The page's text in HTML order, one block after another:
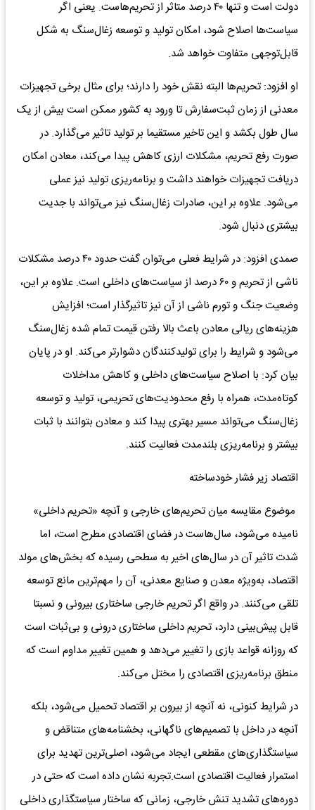
دولت است و تنها ۴۰ درصد متاثر از تحریم‌هاست. یعنی اگر
سیاست‌ها اصلاح شود، امکان تولید و توسعه زغال‌سنگ به شکل
قابل‌توجهی متفاوت خواهد شد.
او افزود: تحریم‌ها البته نقش خود را دارند؛ برای مثال برخی تجهیزات
معدنی از زمان ثبت‌سفارش تا ورود به کشور ممکن است بیش از یک
سال طول بکشد و این تاخیر مستقیما بر تولید تاثیر می‌گذارد. در
صورت رفع تحریم، مشکلات ارزی کاهش پیدا می‌کند، معادن امکان
دریافت تجهیزات خواهند داشت و برنامه‌ریزی تولید نیز عملی
می‌شود. علاوه بر این، صادرات زغال‌سنگ نیز می‌تواند با جدیت
بیشتری دنبال شود.
صمدی افزود: در شرایط فعلی می‌توان گفت حدود ۴۰ درصد مشکلات
ناشی از تحریم و ۶۰ درصد از سیاست‌های داخلی است. علاوه بر این،
وضعیت جنگ و تورم ناشی از آن نیز تاثیرگذار است؛ افزایش
هزینه‌های ریالی معادن باعث بالا رفتن قیمت تمام شده زغال‌سنگ
می‌شود و شرایط را برای تولیدکنندگان دشوارتر می‌کند. او در پایان
بیان کرد: با اصلاح سیاست‌های داخلی و کاهش مداخلات
کوتاه‌مدت، همراه با رفع محدودیت‌های تحریمی، تولید و توسعه
زغال‌سنگ می‌تواند مسیر بهتری پیدا کند و معادن بتوانند با ثبات
بیشتر و برنامه‌ریزی بلندمدت فعالیت کنند.
اقتصاد زیر فشار خودساخته
موضوع مقایسه میان تحریم‌های خارجی و آنچه «تحریم داخلی»
نامیده می‌شود، سال‌هاست در فضای اقتصادی مطرح است، اما
شدت تاثیر آن در سال‌های اخیر به سطحی رسیده که بخش‌های مولد
اقتصاد، به‌ویژه معدن و صنایع معدنی، آن را مهم‌ترین مانع توسعه
تلقی می‌کنند. در واقع اگر تحریم خارجی ساختاری بیرونی و نسبتا
قابل پیش‌بینی دارد، تحریم داخلی ساختاری درونی و بی‌ثبات است
که روزانه قواعد بازی را تغییر می‌دهد و همین تغییر مداوم است که
منطق برنامه‌ریزی اقتصادی را مختل می‌کند.
در شرایط کنونی، نه آنچه از بیرون بر اقتصاد تحمیل می‌شود، بلکه
آنچه در داخل با تصمیم‌های ناگهانی، بخشنامه‌های متناقض و
سیاستگذاری‌های مقطعی ایجاد می‌شود، اصلی‌ترین تهدید برای
استمرار فعالیت اقتصادی است.تجربه نشان داده است که حتی در
دوره‌های تشدید تنش خارجی، زمانی که ساختار سیاستگذاری داخلی